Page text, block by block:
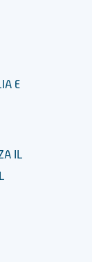
E
IL